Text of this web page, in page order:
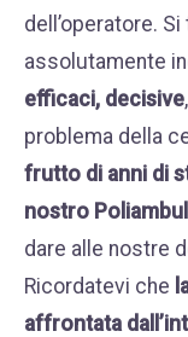
dell’operatore.
efficaci, decisive
problema della
frutto di anni di
nostro
dare alle nostre
Ricordatevi che
affrontata